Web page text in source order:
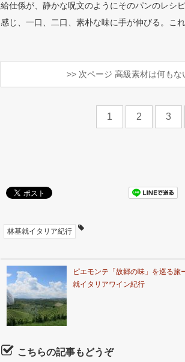
給仕係が、静かな呪文のようにそのパンのレシ
感じ、一口、二口、素朴な味に手が伸びる。こ
>> 次ページ 高級素材は何もな
1 2 3
林基就イタリア紀行
ピエモンテ「故郷の味」を巡る旅
就イタリアワイン紀行
こちらの記事もどうぞ